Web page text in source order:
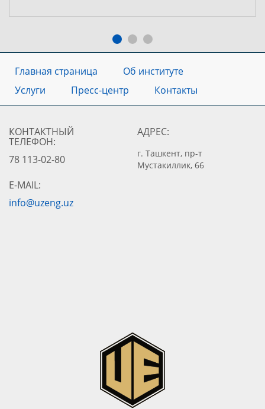
Главная страница
Об институте
Услуги
Пресс-центр Контакты
КОНТАКТНЫЙ
ТЕЛЕФОН:
78 113-02-80
АДРЕС:
г. Ташкент, пр-т
Мустакиллик, 66
E-MAIL:
info@uzeng.uz